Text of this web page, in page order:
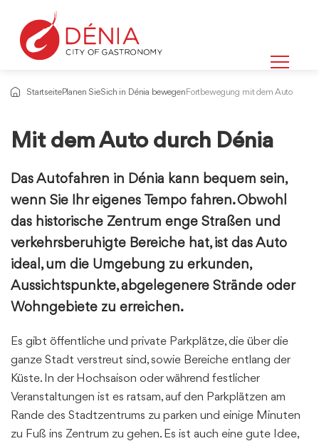
StartseitePlanen SieSich in Dénia bewegen Fortbewegung mit dem Auto
Mit dem Auto durch Dénia
Das Autofahren in Dénia kann bequem sein,
wenn Sie Ihr eigenes Tempo fahren. Obwohl
das historische Zentrum enge Straßen und
verkehrsberuhigte Bereiche hat, ist das Auto
ideal, um die Umgebung zu erkunden,
Aussichtspunkte, abgelegenere Strände oder
Wohngebiete zu erreichen.
Es gibt öffentliche und private Parkplätze, die über die
ganze Stadt verstreut sind, sowie Bereiche entlang der
Küste. In der Hochsaison oder während festlicher
Veranstaltungen ist es ratsam, auf den Parkplätzen am
Rande des Stadtzentrums zu parken und einige Minuten
zu Fuß ins Zentrum zu gehen. Es ist auch eine gute Idee,